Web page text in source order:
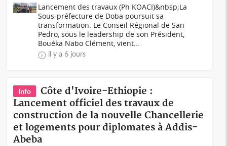
Lancement des travaux (Ph KOACI)&nbsp;La
Sous-préfecture de Doba poursuit sa
transformation. Le Conseil Régional de San
Pedro, sous le leadership de son Président,
Bouéka Nabo Clément, vient...
il y a 6 jours
Info
Côte d'Ivoire-Ethiopie :
Lancement officiel des travaux de
construction de la nouvelle Chancellerie
et logements pour diplomates à Addis-
Abeba